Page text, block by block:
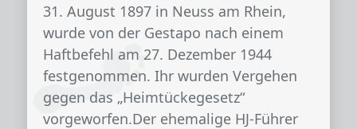
31. August 1897 in Neuss am Rhein,
wurde von der Gestapo nach einem
Haftbefehl am 27. Dezember 1944
festgenommen. Ihr wurden Vergehen
gegen das „Heimtückegesetz“
vorgeworfen.Der ehemalige HJ-Führer